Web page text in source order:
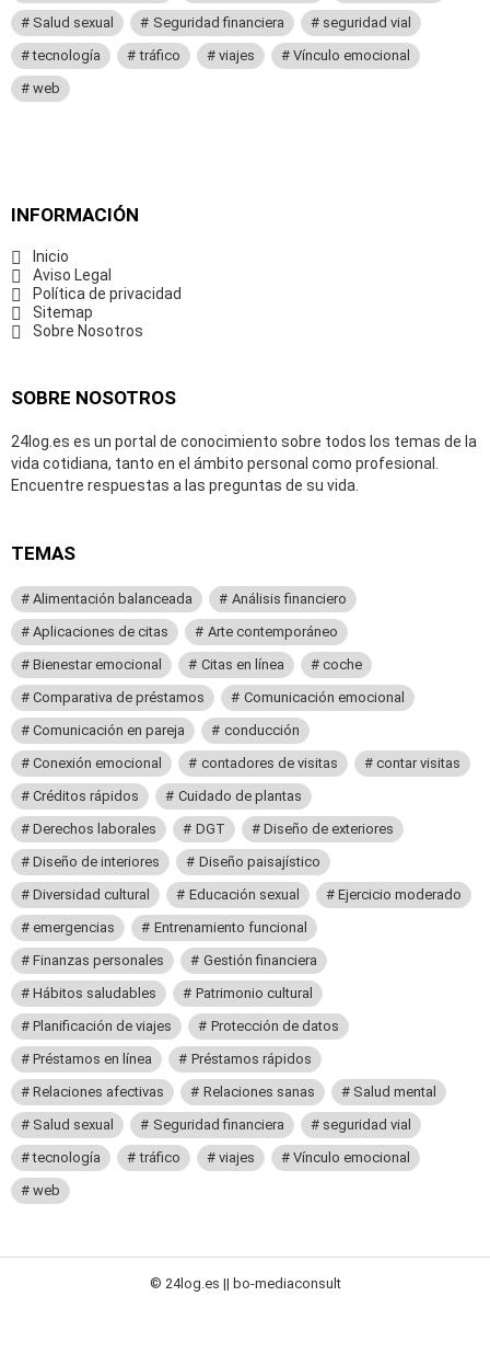
Salud sexual
Seguridad financiera
seguridad vial
tecnología
tráfico viajes
Vínculo emocional
web
INFORMACIÓN
Inicio
Aviso Legal
Política de privacidad
Sitemap
Sobre Nosotros
SOBRE NOSOTROS
24log.es es un portal de conocimiento sobre todos los temas de la
vida cotidiana, tanto en el ámbito personal como profesional.
Encuentre respuestas a las preguntas de su vida.
TEMAS
Alimentación balanceada
Análisis financiero
Aplicaciones de citas
Arte contemporáneo
Bienestar emocional
Citas en línea
coche
Comparativa de préstamos
Comunicación emocional
Comunicación en pareja
conducción
Conexión emocional
contadores de visitas
contar visitas
Créditos rápidos
Cuidado de plantas
Derechos laborales
DGT
Diseño de exteriores
Diseño de interiores
Diseño paisajístico
Diversidad cultural
Educación sexual
Ejercicio moderado
emergencias
Entrenamiento funcional
Finanzas personales
Gestión financiera
Hábitos saludables
Patrimonio cultural
Planificación de viajes
Protección de datos
Préstamos en línea
Préstamos rápidos
Relaciones afectivas
Relaciones sanas
Salud mental
Salud sexual
Seguridad financiera
seguridad vial
tecnología
tráfico viajes
Vínculo emocional
web
© 24log.es || bo-mediaconsult